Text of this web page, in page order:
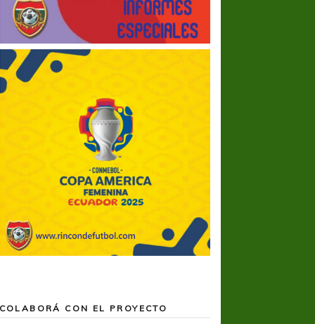
COLABORÁ CON EL PROYECTO